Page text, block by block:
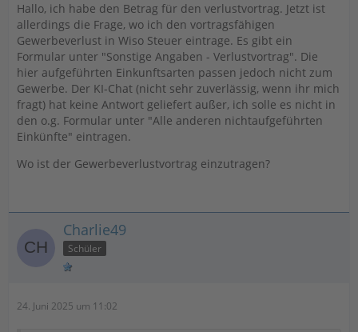
Hallo, ich habe den Betrag für den verlustvortrag. Jetzt ist
allerdings die Frage, wo ich den vortragsfähigen
Gewerbeverlust in Wiso Steuer eintrage. Es gibt ein
Formular unter "Sonstige Angaben - Verlustvortrag". Die
hier aufgeführten Einkunftsarten passen jedoch nicht zum
Gewerbe. Der KI-Chat (nicht sehr zuverlässig, wenn ihr mich
fragt) hat keine Antwort geliefert außer, ich solle es nicht in
den o.g. Formular unter "Alle anderen nichtaufgeführten
Einkünfte" eintragen.
Wo ist der Gewerbeverlustvortrag einzutragen?
Charlie49
Schüler
24. Juni 2025 um 11:02